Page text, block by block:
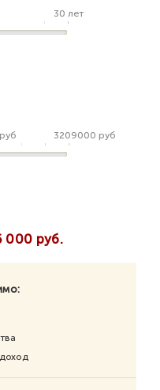
30 лет
3209000 руб
000 руб.